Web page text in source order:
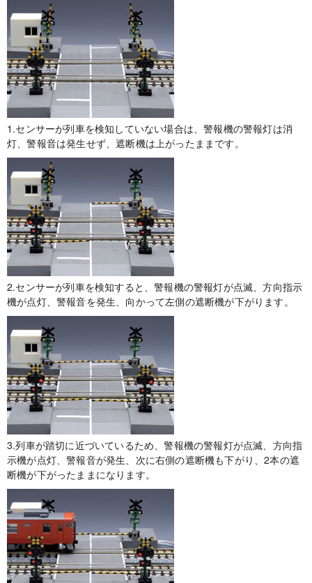
1.センサーが列車を検知していない場合は、警報機の警報灯は消
灯、警報音は発生せず、遮断機は上がったままです。
2.センサーが列車を検知すると、警報機の警報灯が点滅、方向指示
機が点灯、警報音を発生、向かって左側の遮断機が下がります。
3.列車が踏切に近づいているため、警報機の警報灯が点滅、方向指
示機が点灯、警報音が発生、次に右側の遮断機も下がり、2本の遮
断機が下がったままになります。